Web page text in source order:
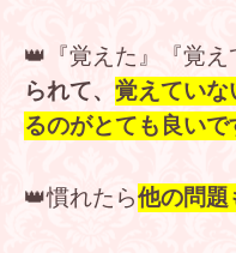
👑『覚えた』『覚
られて、 覚えていな
るのがとても良いで
👑慣れたら他の問題